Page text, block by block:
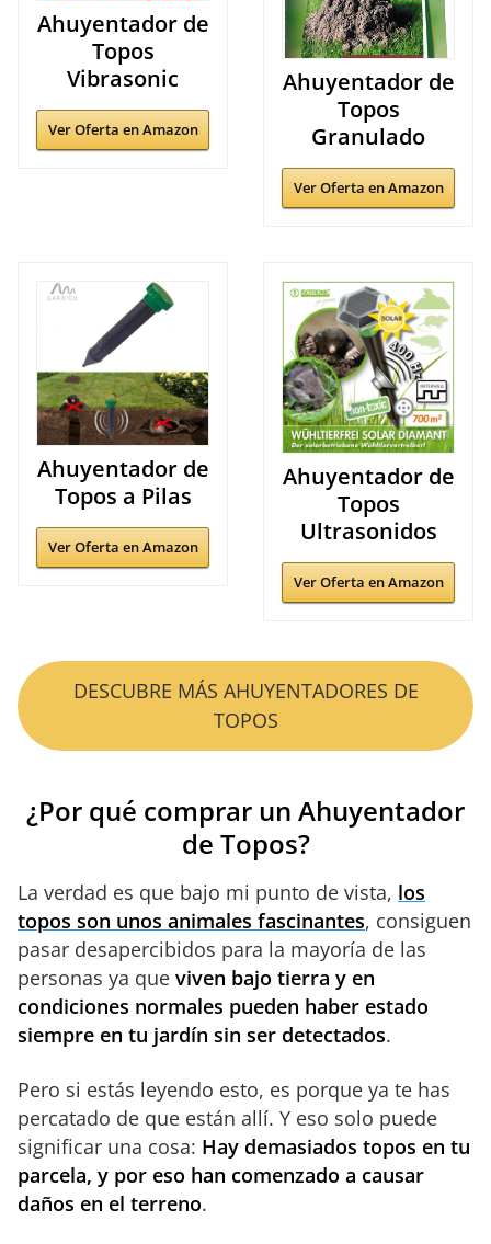
Ahuyentador de
Topos
Vibrasonic
Ver Oferta en Amazon
Ahuyentador de
Topos
Granulado
Ver Oferta en Amazon
Ahuyentador de
Topos a Pilas
Ver Oferta en Amazon
Ahuyentador de
Topos
Ultrasonidos
Ver Oferta en Amazon
DESCUBRE MÁS AHUYENTADORES DE
TOPOS
¿Por qué comprar un Ahuyentador
de Topos?
La verdad es que bajo mi punto de vista, los
topos son unos animales fascinantes, consiguen
pasar desapercibidos para la mayoría de las
personas ya que viven bajo tierra y en
condiciones normales pueden haber estado
siempre en tu jardín sin ser detectados.
Pero si estás leyendo esto, es porque ya te has
percatado de que están allí. Y eso solo puede
significar una cosa: Hay demasiados topos en tu
parcela, y por eso han comenzado a causar
daños en el terreno.